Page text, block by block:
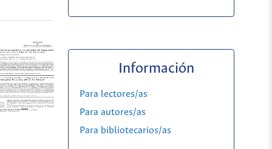
Información
Para lectores/as
Para autores/as
Para bibliotecarios/as